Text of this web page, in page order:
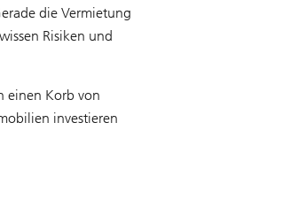
die Vermietung
Risiken und
einen Korb von
investieren